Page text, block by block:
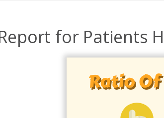
for Patients